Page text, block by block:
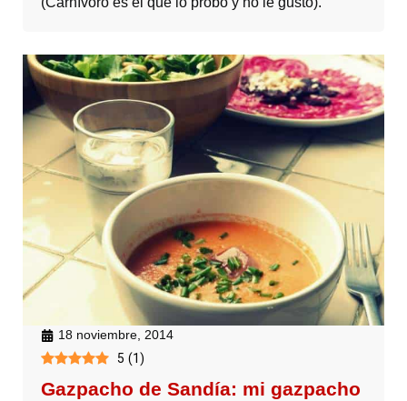
18 noviembre, 2014
5 (1)
Gazpacho de Sandía: mi gazpacho